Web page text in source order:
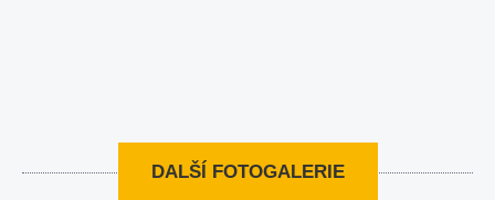
DALŠÍ FOTOGALERIE